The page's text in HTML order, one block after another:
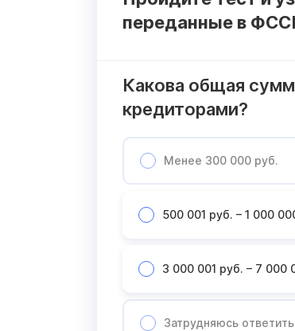
переданные в
Какова общая
кредиторами?
Менее 300 000 руб.
500 001 руб. – 1 000
3 000 001 руб. – 7 000
Затрудняюсь ответить